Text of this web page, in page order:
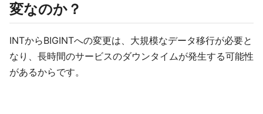
変なのか？
INTからBIGINTへの変更は、大規模なデータ移行が必要と
なり、長時間のサービスのダウンタイムが発生する可能性
があるからです。